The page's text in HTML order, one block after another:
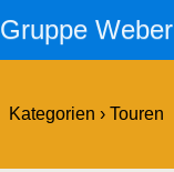
Gruppe Weber
Kategorien › Touren